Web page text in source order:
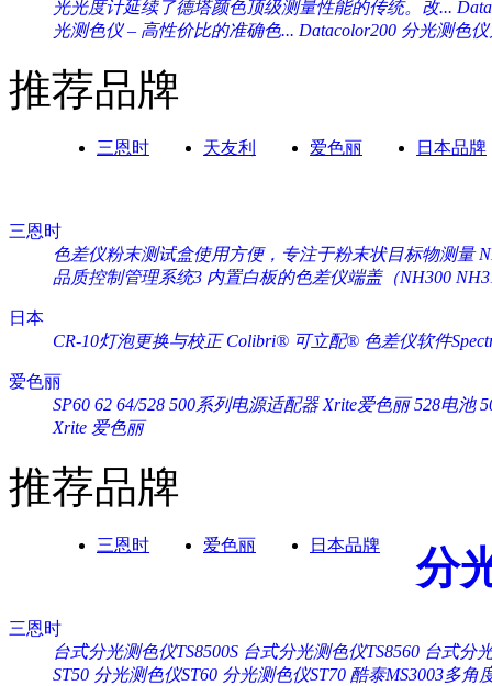
光光度计延续了德塔颜色顶级测量性能的传统。改...
光测色仪 – 高性价比的准确色... Datacolor200 分光测色
推荐品牌
三恩时 天友利 爱色丽 日本品牌
三恩时
色差仪粉末测试盒使用方便，专注于粉末状目标物测量
品质控制管理系统3 内置白板的色差仪端盖（NH300
日本
CR-10灯泡更换与校正 Colibri® 可立配® 色差仪软件
爱色丽
SP60 62 64/528 500系列电源适配器 Xrite爱色丽 528电池
Xrite 爱色丽
推荐品牌
三恩时 爱色丽 日本品牌 分
三恩时
台式分光测色仪TS8500S 台式分光测色仪TS8560 台式分
ST50 分光测色仪ST60 分光测色仪ST70 酷泰MS3003多角